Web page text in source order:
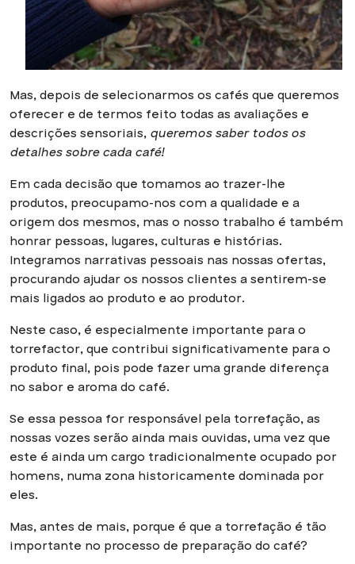
Mas, depois de selecionarmos os cafés que queremos
oferecer e de termos feito todas as avaliações e
descrições sensoriais, queremos saber todos os
detalhes sobre cada café!
Em cada decisão que tomamos ao trazer-lhe
produtos, preocupamo-nos com a qualidade e a
origem dos mesmos, mas o nosso trabalho é também
honrar pessoas, lugares, culturas e histórias.
Integramos narrativas pessoais nas nossas ofertas,
procurando ajudar os nossos clientes a sentirem-se
mais ligados ao produto e ao produtor.
Neste caso, é especialmente importante para o
torrefactor, que contribui significativamente para o
produto final, pois pode fazer uma grande diferença
no sabor e aroma do café.
Se essa pessoa for responsável pela torrefação, as
nossas vozes serão ainda mais ouvidas, uma vez que
este é ainda um cargo tradicionalmente ocupado por
homens, numa zona historicamente dominada por
eles.
Mas, antes de mais, porque é que a torrefação é tão
importante no processo de preparação do café?